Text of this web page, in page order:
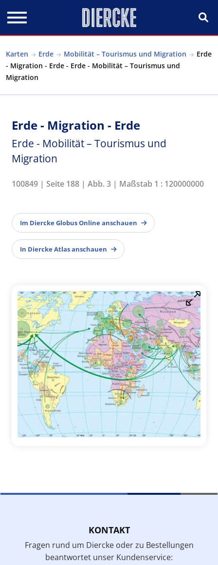
Karten Erde Mobilität – Tourismus und Migration
Erde
- Migration - Erde - Erde - Mobilität – Tourismus und
Migration
Erde - Migration - Erde
Erde - Mobilität – Tourismus und
Migration
100849 | Seite 188 | Abb. 3 | Maßstab 1 : 120000000
Im Diercke Globus Online anschauen
In Diercke Atlas anschauen
KONTAKT
Fragen rund um Diercke oder zu Bestellungen
beantwortet unser Kundenservice: